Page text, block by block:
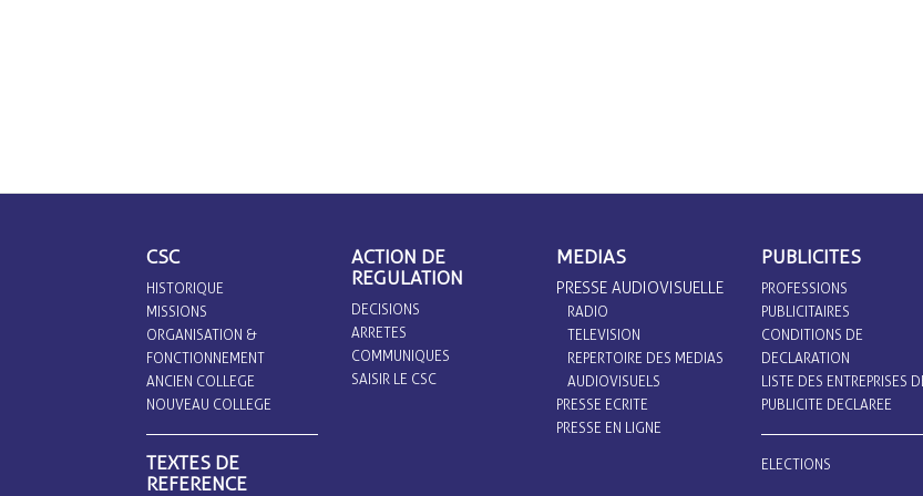
CSC
HISTORIQUE
MISSIONS
ORGANISATION &
FONCTIONNEMENT
ANCIEN COLLEGE
NOUVEAU COLLEGE
TEXTES DE
REFERENCE
ACTION DE
REGULATION
DECISIONS
ARRETES
COMMUNIQUES
SAISIR LE CSC
MEDIAS
PRESSE AUDIOVISUELLE
RADIO
TELEVISION
REPERTOIRE DES MEDIAS
AUDIOVISUELS
PRESSE ECRITE
PRESSE EN LIGNE
PUBLICITES
PROFESSIONS
PUBLICITAIRES
CONDITIONS DE
DECLARATION
LISTE DES ENTREPRISES
PUBLICITE DECLAREE
ELECTIONS